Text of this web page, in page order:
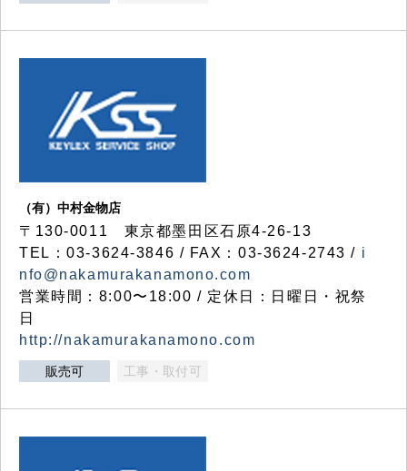
（有）中村金物店
〒130-0011 東京都墨田区石原4-26-13
TEL：03-3624-3846 / FAX：03-3624-2743 / i
nfo@nakamurakanamono.com
営業時間：8:00〜18:00 / 定休日：日曜日・祝祭
日
http://nakamurakanamono.com
販売可 工事・取付可